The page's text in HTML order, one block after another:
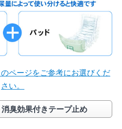
ページをご参考にお選びくだ
さい。
消臭効果付きテープ止め